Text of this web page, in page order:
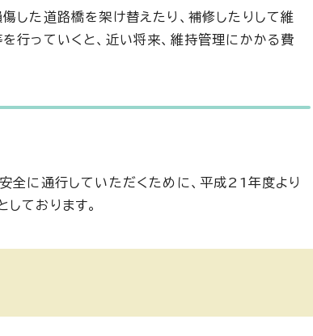
した道路橋を架け替えたり、補修したりして維
行っていくと、近い将来、維持管理にかかる費
全に通行していただくために、平成21年度より
ております。